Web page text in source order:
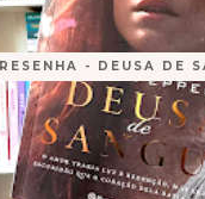
RESENHA - DEUSA DE